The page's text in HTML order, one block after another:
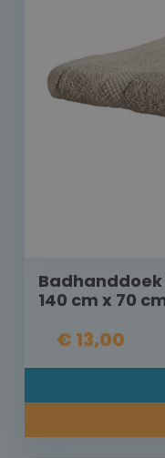
140 cm x 70
€ 13,00